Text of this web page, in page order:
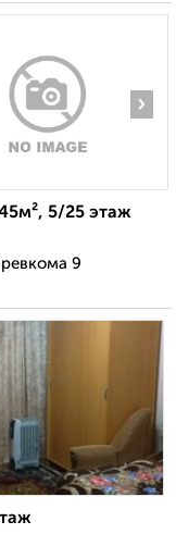
›
5/25 этаж
9